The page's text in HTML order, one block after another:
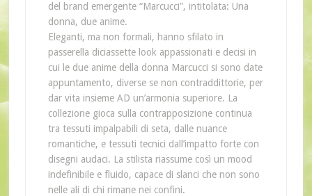
del brand emergente “Marcucci”, intitolata: Una
donna, due anime.
Eleganti, ma non formali, hanno sfilato in
passerella diciassette look appassionati e decisi in
cui le due anime della donna Marcucci si sono date
appuntamento, diverse se non contraddittorie, per
dar vita insieme AD un’armonia superiore. La
collezione gioca sulla contrapposizione continua
tra tessuti impalpabili di seta, dalle nuance
romantiche, e tessuti tecnici dall’impatto forte con
disegni audaci. La stilista riassume così un mood
indefinibile e fluido, capace di slanci che non sono
nelle ali di chi rimane nei confini.